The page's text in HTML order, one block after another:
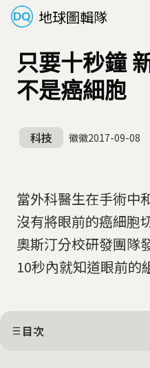
地球圖輯隊
只要十秒鐘
不是癌細胞
科技 徽徽2017-09-08
當外科醫生在手術中
沒有將眼前的癌細胞
奧斯汀分校研發團隊
10秒內就知道眼前的
目次